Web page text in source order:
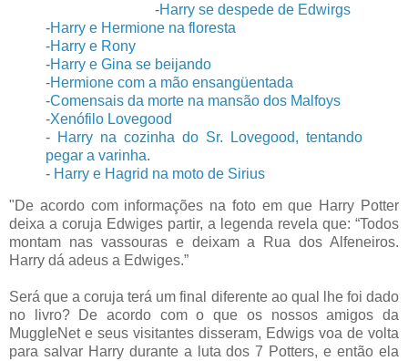
-Harry se despede de Edwirgs
-Harry e Hermione na floresta
-Harry e Rony
-Harry e Gina se beijando
-Hermione com a mão ensangüentada
-Comensais da morte na mansão dos Malfoys
-Xenófilo Lovegood
- Harry na cozinha do Sr. Lovegood, tentando
pegar a varinha.
- Harry e Hagrid na moto de Sirius
"De acordo com informações na foto em que Harry Potter
deixa a coruja Edwiges partir, a legenda revela que: “Todos
montam nas vassouras e deixam a Rua dos Alfeneiros.
Harry dá adeus a Edwiges.”
Será que a coruja terá um final diferente ao qual lhe foi dado
no livro? De acordo com o que os nossos amigos da
MuggleNet e seus visitantes disseram, Edwigs voa de volta
para salvar Harry durante a luta dos 7 Potters, e então ela